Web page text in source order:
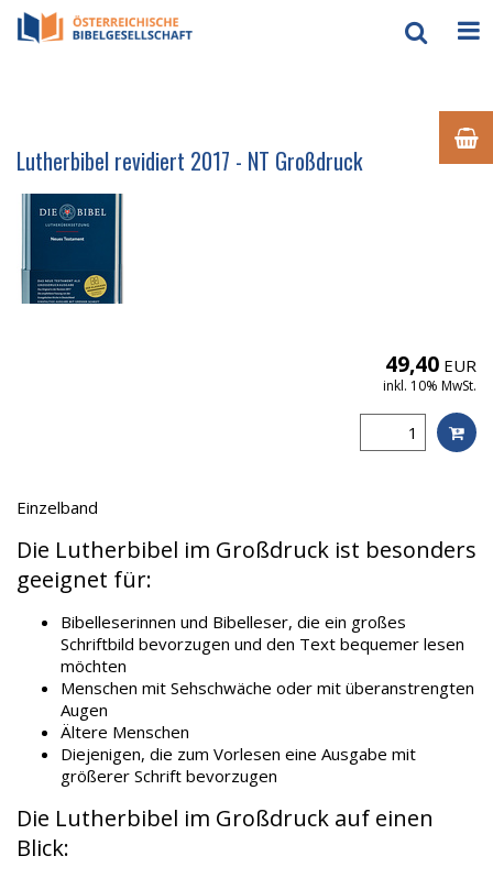
Lutherbibel revidiert 2017 - NT Großdruck
49,40 EUR
inkl. 10% MwSt.
Einzelband
Die Lutherbibel im Großdruck ist besonders
geeignet für:
Bibelleserinnen und Bibelleser, die ein großes
Schriftbild bevorzugen und den Text bequemer lesen
möchten
Menschen mit Sehschwäche oder mit überanstrengten
Augen
Ältere Menschen
Diejenigen, die zum Vorlesen eine Ausgabe mit
größerer Schrift bevorzugen
Die Lutherbibel im Großdruck auf einen
Blick: